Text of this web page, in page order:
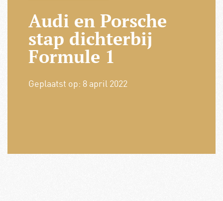
Audi en Porsche
stap dichterbij
Formule 1
Geplaatst op: 8 april 2022